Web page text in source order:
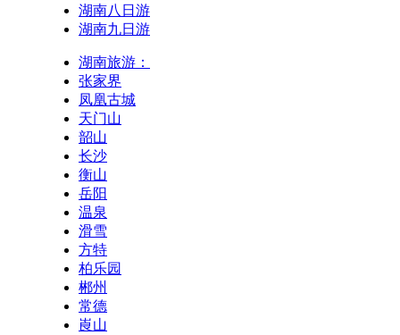
湖南八日游
湖南九日游
湖南旅游：
张家界
凤凰古城
天门山
韶山
长沙
衡山
岳阳
温泉
滑雪
方特
柏乐园
郴州
常德
崀山